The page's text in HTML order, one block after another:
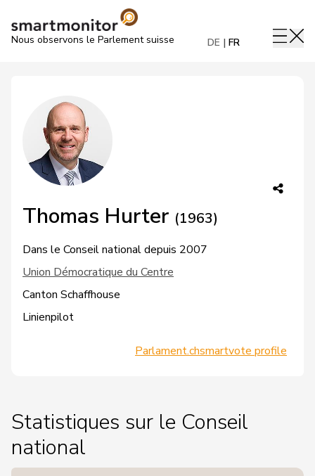
Nous observons le Parlement suisse DE FR
Thomas Hurter (1963)
Dans le Conseil national depuis 2007
Union Démocratique du Centre
Canton Schaffhouse
Linienpilot
Parlament.chsmartvote profile
Statistiques sur le Conseil
national